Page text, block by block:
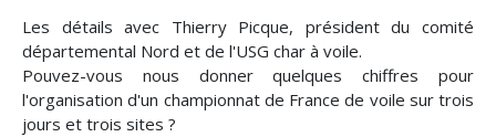
Les détails avec Thierry Picque, président du comité
départemental Nord et de l'USG char à voile.
Pouvez-vous nous donner quelques chiffres pour
l'organisation d'un championnat de France de voile sur trois
jours et trois sites ?